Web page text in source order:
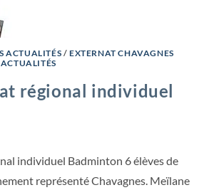
ACTUALITÉS /EXTERNAT CHAVAGNES
régional individuel
individuel Badminton 6 élèves de
représenté Chavagnes. Meïlane